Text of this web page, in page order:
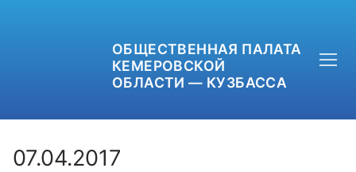
ОБЩЕСТВЕННАЯ ПАЛАТА
КЕМЕРОВСКОЙ
ОБЛАСТИ — КУЗБАССА
07.04.2017